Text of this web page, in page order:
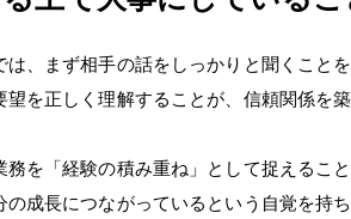
は、まず相手の話をしっかりと聞くこと
を正しく理解することが、信頼関係を
務を「経験の積み重ね」として捉えるこ
成長につながっているという自覚を持